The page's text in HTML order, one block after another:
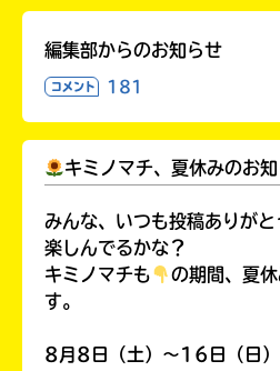
編集部からのお知らせ
コメント 181
キミノマチ、夏休みのお
みんな、いつも投稿ありが
楽しんでるかな？
キミノマチも
の期間、夏
す。
8月8日（土）～16日（日）